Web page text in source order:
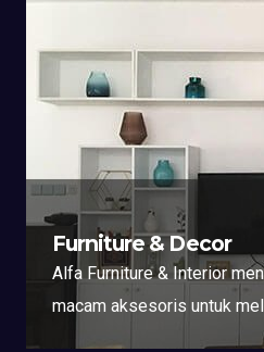
Furniture & Decor
Alfa Furniture & Interior
macam aksesoris untuk